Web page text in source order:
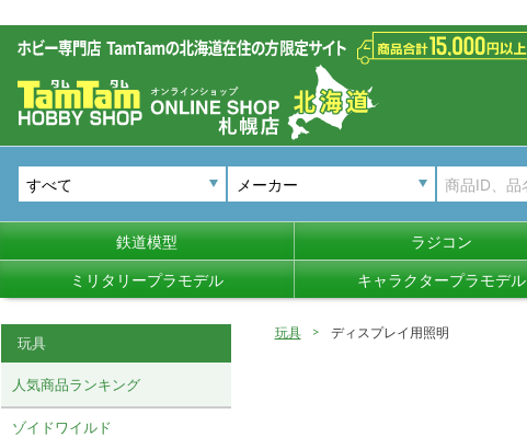
メーカー
鉄道模型 ラジコン
ミリタリープラモデル キャラクタープラモデル
玩具 ディスプレイ用照明
玩具
人気商品ランキング
ゾイドワイルド